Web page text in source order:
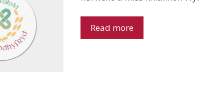
Read more